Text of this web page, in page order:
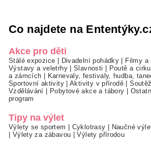
Co najdete na
Akce pro děti
Stálé expozice Divadelní pohádky Filmy a
Výstavy a veletrhy|Slavnosti Poutě a
a zámcích
Karnevaly, festivaly, hudba,
Sportovní aktivity|Aktivity v přírodě |
Vzdělávání
Pobytové akce a tábory
program
Tipy na výlet
Výlety se sportem Cyklotrasy Naučné
Výlety za zábavou |Výlety přírodou